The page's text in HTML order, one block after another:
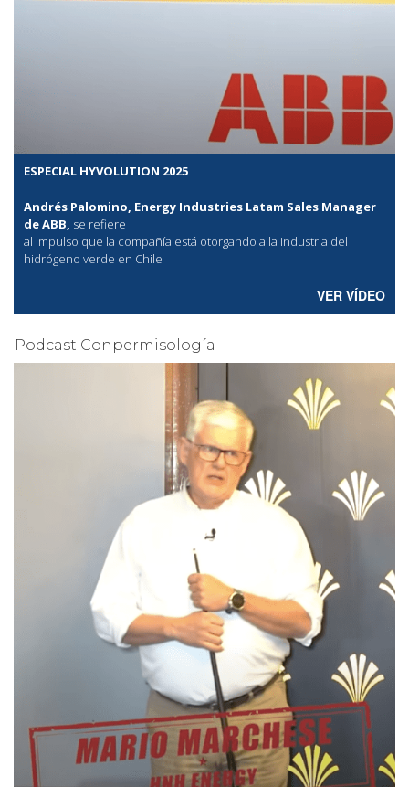
ESPECIAL HYVOLUTION 2025
Andrés Palomino, Energy Industries Latam Sales Manager
de ABB, se refiere
al impulso que la compañía está otorgando a la industria del
hidrógeno verde en Chile
VER VÍDEO
Podcast Conpermisología